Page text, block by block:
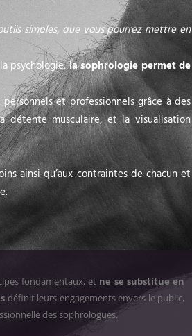
simples, que vous pourrez mettre en
psychologie,la sophrologie permet de
et professionnels grâce à des
détente musculaire, et la visualisation
ainsi qu’aux contraintes de chacun et
fondamentaux, et ne se substitue en
définit leurs engagements envers le public,
des sophrologues.